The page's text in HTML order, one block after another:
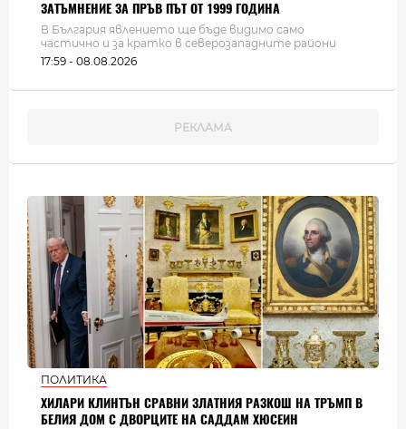
ЗАТЪМНЕНИЕ ЗА ПРЪВ ПЪТ ОТ 1999 ГОДИНА
В България явлението ще бъде видимо само
частично и за кратко в северозападните райони
17:59 - 08.08.2026
ПОЛИТИКА
ХИЛАРИ КЛИНТЪН СРАВНИ ЗЛАТНИЯ РАЗКОШ НА ТРЪМП В
БЕЛИЯ ДОМ С ДВОРЦИТЕ НА САДДАМ ХЮСЕИН